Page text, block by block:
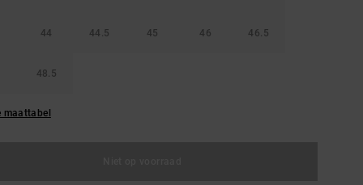
44 44.5 45 46 46.5
48.5
maattabel